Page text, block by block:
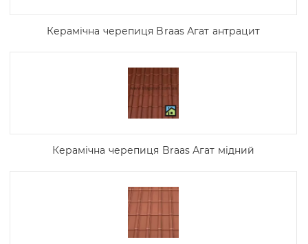
Керамічна черепиця Braas Агат антрацит
Керамічна черепиця Braas Агат мідний